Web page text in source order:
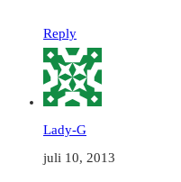
Reply
Lady-G
juli 10, 2013